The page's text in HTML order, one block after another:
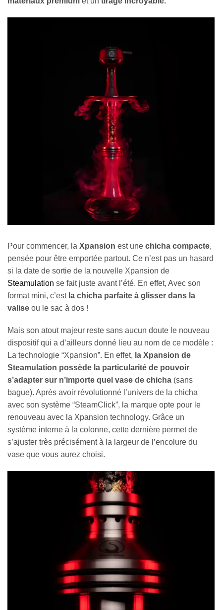
Pour commencer, la Xpansion est une chicha compacte,
pensée pour être emportée partout. Ce n’est pas un hasard
si la date de sortie de la nouvelle Xpansion de
Steamulation se fait juste avant l’été. En effet, Avec son
format mini, c’est la chicha parfaite à glisser dans la
valise ou le sac à dos !
Mais son atout majeur reste sans aucun doute le nouveau
dispositif qui a d’ailleurs donné lieu au nom de ce modèle :
La technologie “Xpansion”. En effet, la Xpansion de
Steamulation possède la particularité de pouvoir
s’adapter sur n’importe quel vase de chicha (sans
bague). Après avoir révolutionné l’univers de la chicha
avec son système “SteamClick”, la marque opte pour le
renouveau avec la Xpansion technology. Grâce un
système interne à la colonne, cette dernière permet de
s’ajuster très précisément à la largeur de l’encolure du
vase que vous aurez choisi.